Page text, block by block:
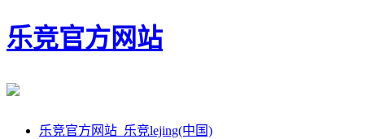
乐竞官方网站
乐竞官方网站_乐竞lejing(中国)